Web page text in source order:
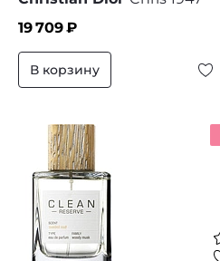
19 709₽
В корзину